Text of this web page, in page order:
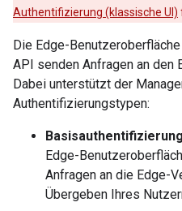
Authentifizierung (klassische UI)
Die Edge-
API senden Anfragen an den
Dabei unterstützt der
Authentifizierungstypen:
Edge-
Anfragen an die Edge-
Übergeben Ihres